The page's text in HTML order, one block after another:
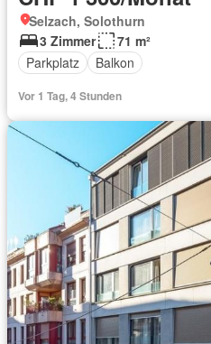
Selzach, Solothurn
3 Zimmer
71 m²
Parkplatz
Balkon
Vor 1 Tag, 4 Stunden